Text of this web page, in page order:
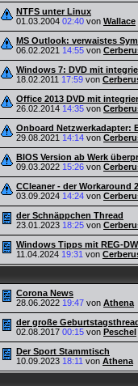
NTFS unter Linux
01.03.2004 02:40 von Wallace
MS Outlook: verwaistes
06.02.2021 14:55 von
Windows 7: DVD mit
18.02.2011 17:59 von
Office 2013 DVD mit
26.02.2014 14:35 von
Onboard Netzwerkadapter:
29.08.2021 14:14 von
BIOS Version ab Werk
09.03.2022 15:26 von
CCleaner - der Workaround
03.09.2024 14:24 von
der Schnäppchen Thread
23.01.2023 18:25 von
Windows Tipps mit REG-
11.04.2024 19:31 von
Corona News
28.06.2022 19:47 von Athena
der große Geburtstagsthread
02.08.2017 00:15 von Peschel
Der Sport Stammtisch
10.09.2023 18:11 von Athena